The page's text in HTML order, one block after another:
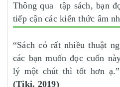
Thông qua tập sách, bạn
tiếp cận các kiến thức âm
“Sách có rất nhiều thuật
các bạn muốn đọc cuốn
lý một chút thì tốt hơn ạ.”
(Tiki, 2019)